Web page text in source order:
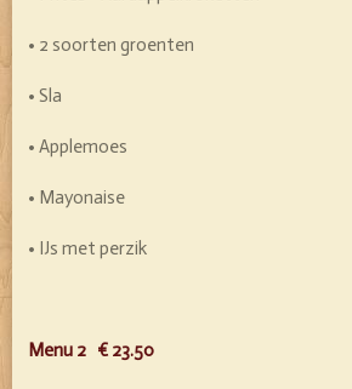
• 2 soorten groenten
• Sla
• Applemoes
• Mayonaise
• IJs met perzik
Menu 2 € 23.50